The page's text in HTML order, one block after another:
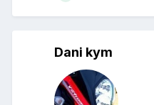
Dani kym